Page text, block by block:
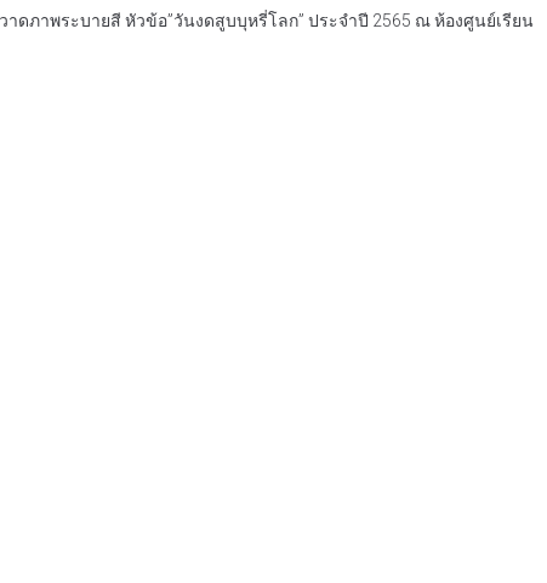
ภาพระบายสี หัวข้อ”วันงดสูบบุหรี่โลก” ประจำปี 2565 ณ ห้องศูนย์เรียน